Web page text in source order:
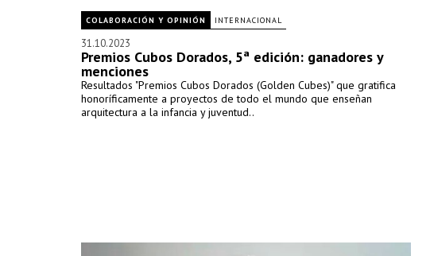
COLABORACIÓN Y OPINIÓN INTERNACIONAL
31.10.2023
Premios Cubos Dorados, 5ª edición: ganadores y
menciones
Resultados "Premios Cubos Dorados (Golden Cubes)" que gratifica
honoríficamente a proyectos de todo el mundo que enseñan
arquitectura a la infancia y juventud..